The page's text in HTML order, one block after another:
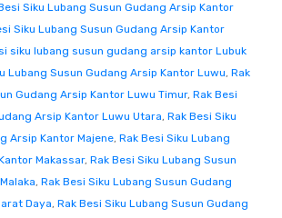
Siku Lubang Susun Gudang Arsip Kantor
Siku Lubang Susun Gudang Arsip Kantor
siku lubang susun gudang arsip kantor Lubuk
Lubang Susun Gudang Arsip Kantor Luwu, Rak
Gudang Arsip Kantor Luwu Timur, Rak Besi
Arsip Kantor Luwu Utara, Rak Besi Siku
Arsip Kantor Majene, Rak Besi Siku Lubang
Makassar, Rak Besi Siku Lubang Susun
, Rak Besi Siku Lubang Susun Gudang
Daya, Rak Besi Siku Lubang Susun Gudang